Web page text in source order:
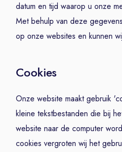
datum en tijd waarop u onze
Met behulp van deze
op onze websites en kunnen
Cookies
Onze website maakt gebruik
kleine tekstbestanden die bij
website naar de computer
cookies vergroten wij het